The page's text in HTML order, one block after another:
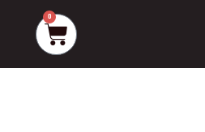
0
עגלת
קניות